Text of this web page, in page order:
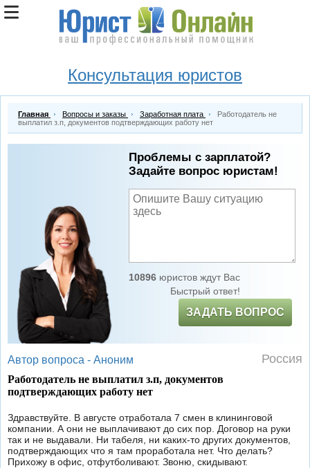
Консультация юристов
Главная Вопросы и заказы Заработная плата
Работодатель не
выплатил з.п, документов подтверждающих работу нет
Проблемы с зарплатой?
Задайте вопрос юристам!
10896юристов ждут Вас
Быстрый ответ!
ЗАДАТЬ ВОПРОС
Автор вопроса - Аноним Россия
Работодатель не выплатил з.п, документов
подтверждающих работу нет
Здравствуйте. В августе отработала 7 смен в клининговой
компании. А они не выплачивают до сих пор. Договор на руки
так и не выдавали. Ни табеля, ни каких-то других документов,
подтверждающих что я там проработала нет. Что делать?
Прихожу в офис, отфутболивают. Звоню, скидывают.